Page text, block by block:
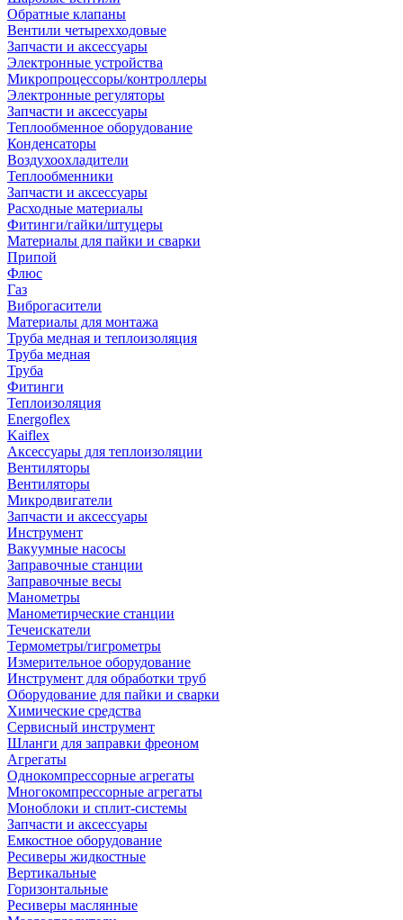
Обратные клапаны
Вентили четырехходовые
Запчасти и аксессуары
Электронные устройства
Микропроцессоры/контроллеры
Электронные регуляторы
Запчасти и аксессуары
Теплообменное оборудование
Конденсаторы
Воздухоохладители
Теплообменники
Запчасти и аксессуары
Расходные материалы
Фитинги/гайки/штуцеры
Материалы для пайки и сварки
Припой
Флюс
Газ
Виброгасители
Материалы для монтажа
Труба медная и теплоизоляция
Труба медная
Труба
Фитинги
Теплоизоляция
Energoflex
Kaiflex
Аксессуары для теплоизоляции
Вентиляторы
Вентиляторы
Микродвигатели
Запчасти и аксессуары
Инструмент
Вакуумные насосы
Заправочные станции
Заправочные весы
Манометры
Манометирческие станции
Течеискатели
Термометры/гигрометры
Измерительное оборудование
Инструмент для обработки труб
Оборудование для пайки и сварки
Химические средства
Сервисный инструмент
Шланги для заправки фреоном
Агрегаты
Однокомпрессорные агрегаты
Многокомпрессорные агрегаты
Моноблоки и сплит-системы
Запчасти и аксессуары
Емкостное оборудование
Ресиверы жидкостные
Вертикальные
Горизонтальные
Ресиверы маслянные